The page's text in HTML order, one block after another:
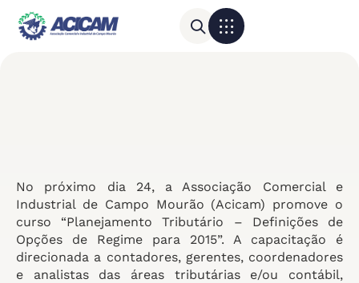
No próximo dia 24, a Associação Comercial e
Industrial de Campo Mourão (Acicam) promove o
curso “Planejamento Tributário – Definições de
Opções de Regime para 2015”. A capacitação é
direcionada a contadores, gerentes, coordenadores
e analistas das áreas tributárias e/ou contábil,